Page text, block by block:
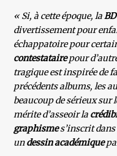
« Si, à cette époque, laBD
divertissement pour
échappatoire pour
contestatairepour
tragique est inspirée de
précédents albums, les
beaucoup de sérieux sur
mérite d’asseoir la
graphismes’inscrit
undessin académique